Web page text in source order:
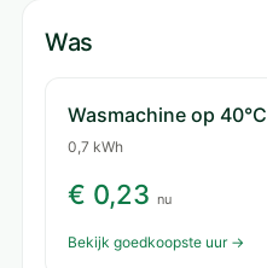
Was
Wasmachine op 40°C
0,7 kWh
€ 0,23 nu
Bekijk goedkoopste uur →